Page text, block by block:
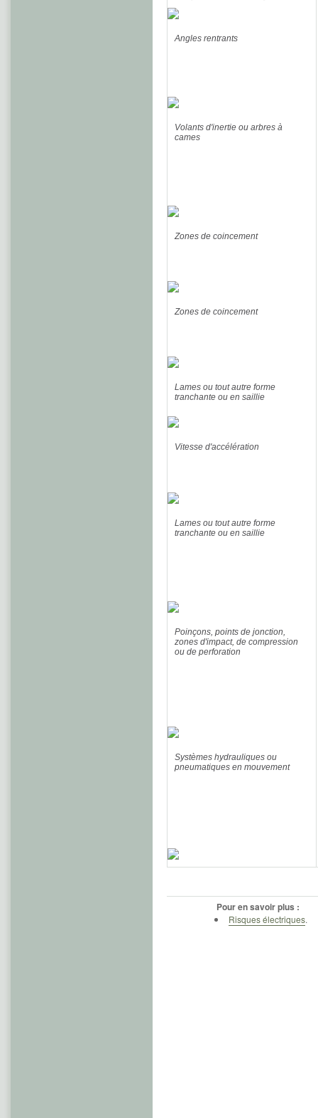
Angles rentrants
Volants d'inertie ou arbres à
cames
Zones de coincement
Zones de coincement
Lames ou tout autre forme
tranchante ou en saillie
Vitesse d'accélération
Lames ou tout autre forme
tranchante ou en saillie
Poinçons, points de jonction,
zones d'impact, de compression
ou de perforation
Systèmes hydrauliques ou
pneumatiques en mouvement
Pour en savoir plus :
Risques électriques.